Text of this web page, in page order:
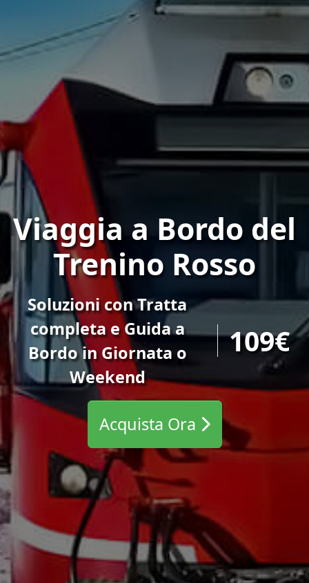
Viaggia a Bordo del
Trenino Rosso
Soluzioni con Tratta
completa e Guida a
Bordo in Giornata o
Weekend
109€
Acquista Ora